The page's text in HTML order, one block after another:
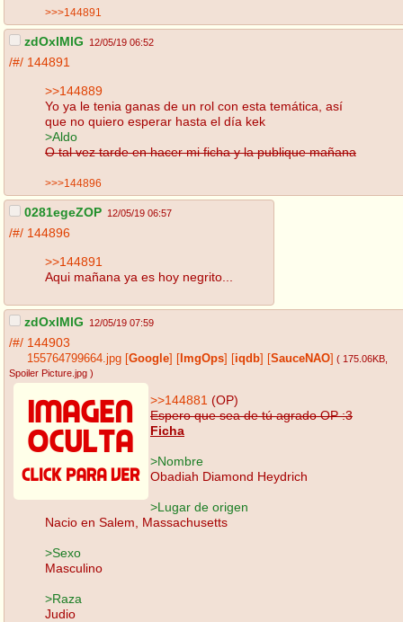
>>>144891
zdOxlMlG 12/05/19 06:52
/#/ 144891
>>144889
Yo ya le tenia ganas de un rol con esta temática, así
que no quiero esperar hasta el día kek
>Aldo
O tal vez tarde en hacer mi ficha y la publique mañana
>>>144896
0281egeZOP 12/05/19 06:57
/#/ 144896
>>144891
Aqui mañana ya es hoy negrito...
zdOxlMlG 12/05/19 07:59
/#/ 144903
155764799664.jpg Google ImgOps iqdb SauceNAO ( 175.06KB
Spoiler Picture.jpg )
>>144881 (OP)
Espero que sea de tú agrado OP :3
Ficha
>Nombre
Obadiah Diamond Heydrich
>Lugar de origen
Nacio en Salem, Massachusetts
>Sexo
Masculino
>Raza
Judio